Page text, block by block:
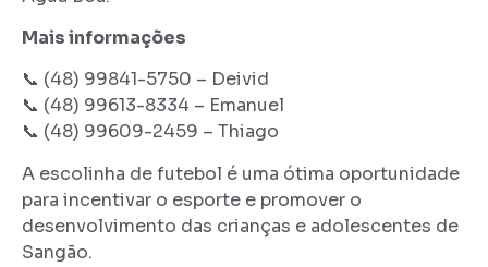
Mais informações
📞 (48) 99841-5750 – Deivid
📞 (48) 99613-8334 – Emanuel
📞 (48) 99609-2459 – Thiago
A escolinha de futebol é uma ótima oportunidade
para incentivar o esporte e promover o
desenvolvimento das crianças e adolescentes de
Sangão.